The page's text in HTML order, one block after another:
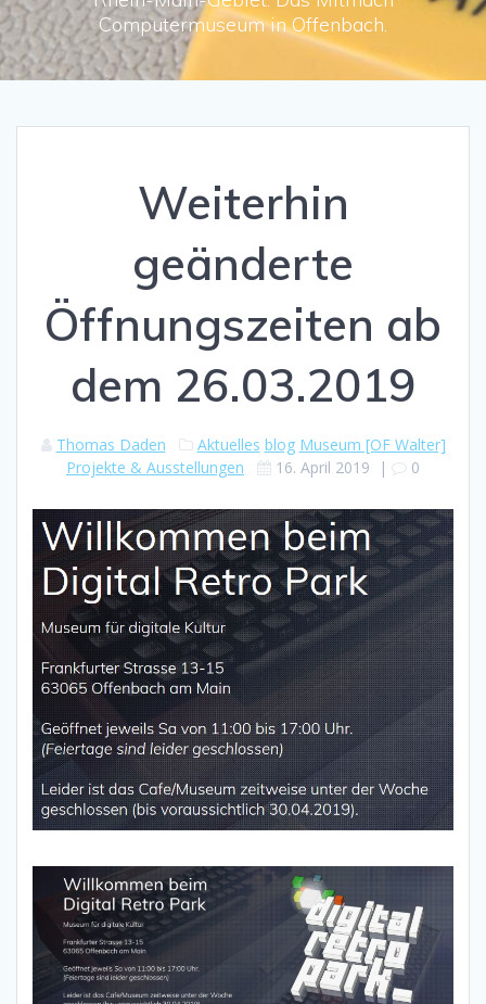
Computermuseum in Offenbach.
Weiterhin
geänderte
Öffnungszeiten ab
dem 26.03.2019
Thomas Daden Aktuelles blog Museum [OF Walter]
Projekte & Ausstellungen
16. April 2019 | 0